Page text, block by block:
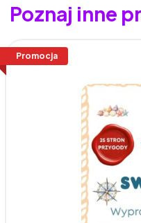
Poznaj inne
Promocja